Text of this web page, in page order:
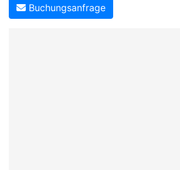
Buchungsanfrage